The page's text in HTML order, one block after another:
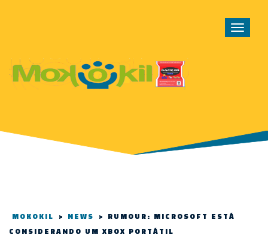
Toggle
MOKOKIL > NEWS > RUMOUR: MICROSOFT ESTÁ
CONSIDERANDO UM XBOX PORTÁTIL